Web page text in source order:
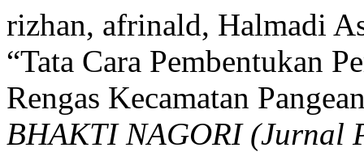
rizhan, afrinald, Halmadi
“Tata Cara Pembentukan
Rengas Kecamatan
BHAKTI NAGORI (Jurnal